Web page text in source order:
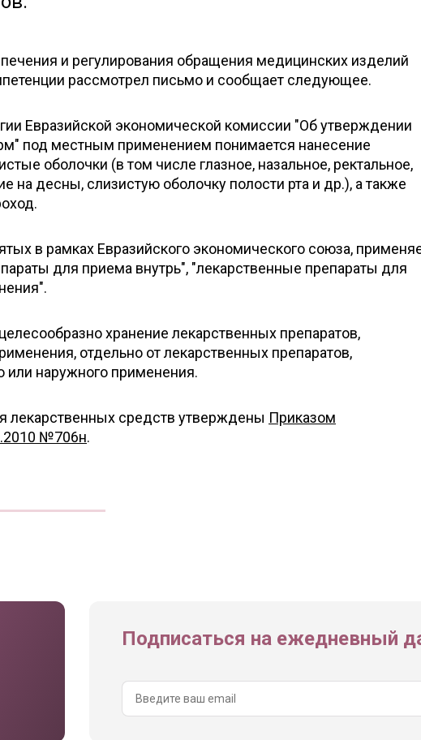
и регулирования обращения медицинских изделий
рассмотрел письмо и сообщает следующее.
Евразийской экономической комиссии "Об утверждении
под местным применением понимается нанесение
оболочки (в том числе глазное, назальное, ректальное,
на десны, слизистую оболочку полости рта и др.), а также
в рамках Евразийского экономического союза,
для приема внутрь", "лекарственные препараты для
хранение лекарственных препаратов,
отдельно от лекарственных препаратов,
или наружного применения.
лекарственных средств утверждены Приказом
№706н.
Подписаться на ежедневный